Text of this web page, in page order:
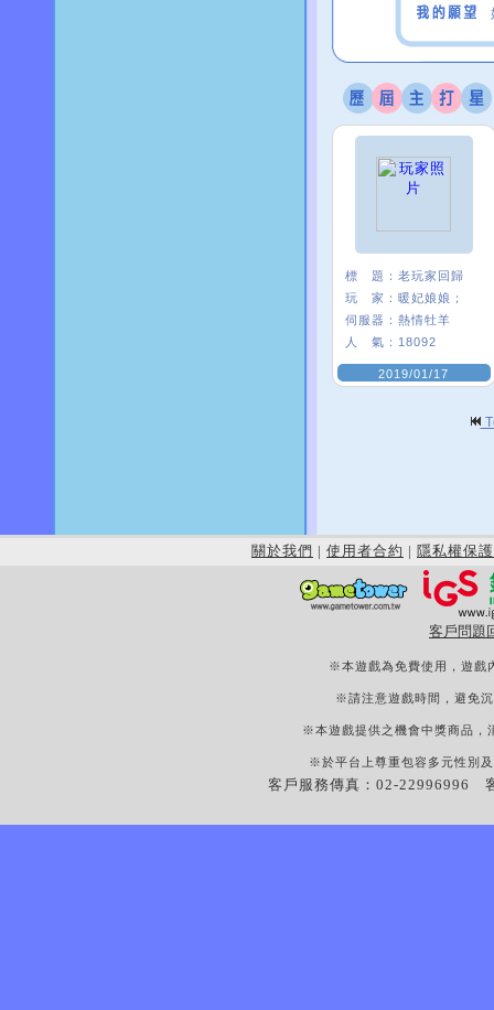
標 題： 老玩家回歸
玩 家： 暖妃娘娘；
伺服器： 熱情牡羊
人 氣： 18092
2019/01/17
關於我們 | 使用者合約 | 隱私權保護
客戶問題
※本遊戲為免費使用，遊戲
※請注意遊戲時間，避免
※本遊戲提供之機會中獎商品，
※於平台上尊重包容多元性別
客戶服務傳真：02-22996996